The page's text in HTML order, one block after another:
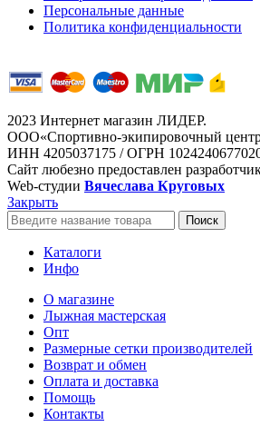
Персональные данные
Политика конфиденциальности
2023 Интернет магазин ЛИДЕР.
ООО«Спортивно-экипировочный
ИНН 4205037175 / ОГРН
Сайт любезно предоставлен
Web-студии Вячеслава Круговых
Закрыть
Поиск
Каталоги
Инфо
О магазине
Лыжная мастерская
Опт
Размерные сетки производителей
Возврат и обмен
Оплата и доставка
Помощь
Контакты